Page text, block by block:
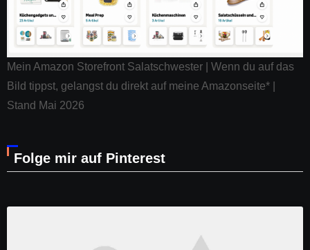
Mein Amazon Storefront Salatschwester | Wenn du auf das
Bild tippst, gelangst du direkt auf meine Amazonseite* |
Stand Mai 2026
Folge mir auf Pinterest